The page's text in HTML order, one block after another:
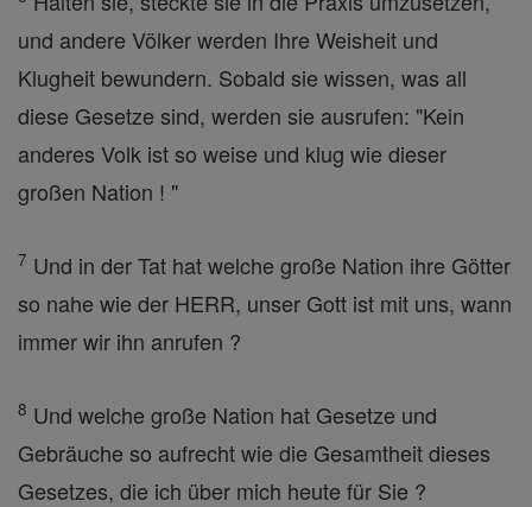
und andere Völker werden Ihre Weisheit und
Klugheit bewundern. Sobald sie wissen, was all
diese Gesetze sind, werden sie ausrufen: "Kein
anderes Volk ist so weise und klug wie dieser
großen Nation ! "
7 Und in der Tat hat welche große Nation ihre Götter
so nahe wie der HERR, unser Gott ist mit uns, wann
immer wir ihn anrufen ?
8 Und welche große Nation hat Gesetze und
Gebräuche so aufrecht wie die Gesamtheit dieses
Gesetzes, die ich über mich heute für Sie ?